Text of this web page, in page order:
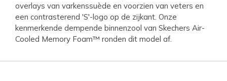
overlays van varkenssuède en voorzien van veters en
een contrasterend 'S'-logo op de zijkant. Onze
kenmerkende dempende binnenzool van Skechers Air-
Cooled Memory Foam™ ronden dit model af.